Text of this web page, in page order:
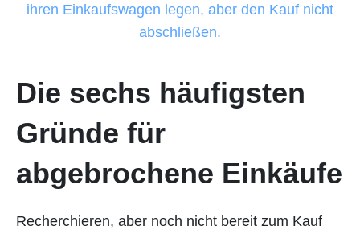
ihren Einkaufswagen legen, aber den Kauf nicht
abschließen.
Die sechs häufigsten
Gründe für
abgebrochene Einkäufe
Recherchieren, aber noch nicht bereit zum Kauf